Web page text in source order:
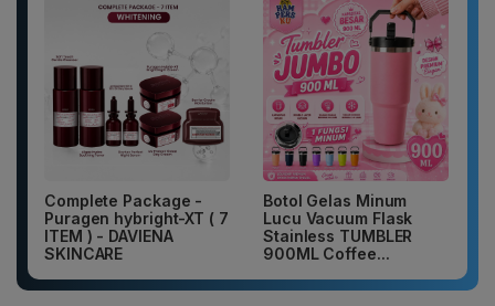
Complete Package -
Puragen hybright-XT ( 7
ITEM ) - DAVIENA
SKINCARE
Botol Gelas Minum
Lucu Vacuum Flask
Stainless TUMBLER
900ML Coffee...